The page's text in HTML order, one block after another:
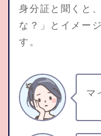
身分証と聞くと
な？」とイメー
す。
マ